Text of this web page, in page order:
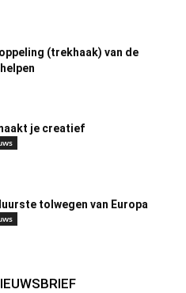
(trekhaak) van de
je creatief
tolwegen van Europa